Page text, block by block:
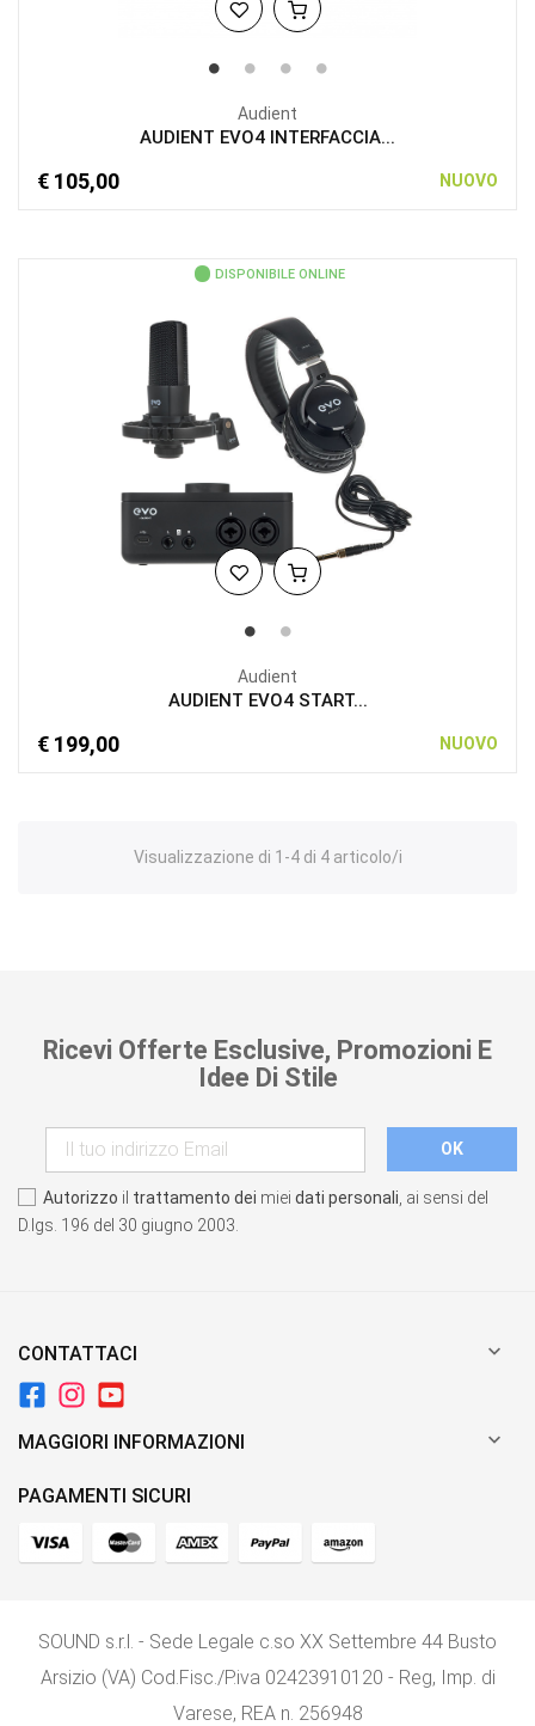
Audient
AUDIENT EVO4 INTERFACCIA...
€ 105,00 NUOVO
DISPONIBILE ONLINE
Audient
AUDIENT EVO4 START...
€ 199,00 NUOVO
Visualizzazione di 1-4 di 4 articolo/i
Ricevi Offerte Esclusive, Promozioni E
Idee Di Stile
Autorizzo il trattamento dei miei dati personali , ai sensi del
D.lgs. 196 del 30 giugno 2003.
CONTATTACI 
MAGGIORI INFORMAZIONI 
PAGAMENTI SICURI
SOUND s.r.l. - Sede Legale c.so XX Settembre 44 Busto
Arsizio (VA) Cod.Fisc./P.iva 02423910120 - Reg, Imp. di
Varese, REA n. 256948